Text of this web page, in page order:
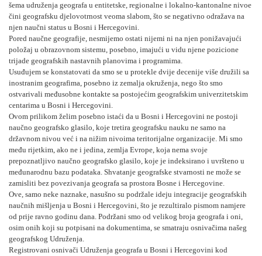
šema udruženja geografa u entitetske, regionalne i lokalno-kantonalne nivoe
čini geografsku djelovotrnost veoma slabom, što se negativno odražava na
njen naučni status u Bosni i Hercegovini.
Pored naučne geografije, nesmijemo ostati nijemi ni na njen ponižavajući
položaj u obrazovnom sistemu, posebno, imajući u vidu njene pozicione
trijade geografskih nastavnih planovima i programima.
Usuđujem se konstatovati da smo se u protekle dvije decenije više družili sa
inostranim geografima, posebno iz zemalja okruženja, nego što smo
ostvarivali međusobne kontakte sa postojećim geografskim univerzitetskim
centarima u Bosni i Hercegovini.
Ovom prilikom želim posebno istaći da u Bosni i Hercegovini ne postoji
naučno geografsko glasilo, koje tretira geografsku nauku ne samo na
državnom nivou već i na nižim nivoima teritorijalne organizacije. Mi smo
među rijetkim, ako ne i jedina, zemlja Evrope, koja nema svoje
prepoznatljivo naučno geografsko glasilo, koje je indeksirano i uvršteno u
međunarodnu bazu podataka. Shvatanje geografske stvarnosti ne može se
zamisliti bez povezivanja geografa sa prostora Bosne i Hercegovine.
Ove, samo neke naznake, nasušno su podržale ideju integracije geografskih
naučnih mišljenja u Bosni i Hercegovini, što je rezultiralo pismom namjere
od prije ravno godinu dana. Podržani smo od velikog broja geografa i oni,
osim onih koji su potpisani na dokumentima, se smatraju osnivačima našeg
geografskog Udruženja.
Registrovani osnivači Udruženja geografa u Bosni i Hercegovini kod